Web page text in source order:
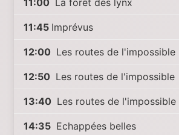
11:00 La forêt des lynx
11:45 Imprévus
12:00 Les routes de l'impossible
12:50 Les routes de l'impossible
13:40 Les routes de l'impossible
14:35 Echappées belles